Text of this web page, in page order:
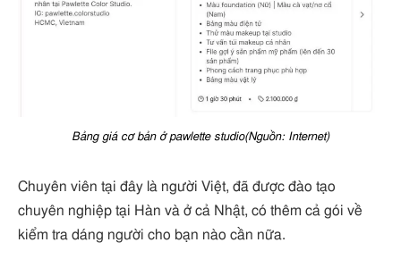
Bảng giá cơ bản ở pawlette studio(Nguồn: Internet)
Chuyên viên tại đây là người Việt, đã được đào tạo
chuyên nghiệp tại Hàn và ở cả Nhật, có thêm cả gói về
kiểm tra dáng người cho bạn nào cần nữa.